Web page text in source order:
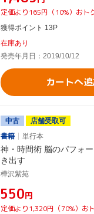
定価より165円（10%）おト
獲得ポイント 13P
在庫あり
発売年月日：2019/10/12
カートへ
中古
店舗受取可
書籍
単行本
神・時間術 脳のパフォ
き出す
樺沢紫苑
¥550円
定価より1,320円（70%）お